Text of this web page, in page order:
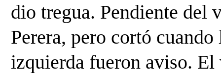
dio tregua. Pendiente del
Perera, pero cortó
izquierda fueron aviso.